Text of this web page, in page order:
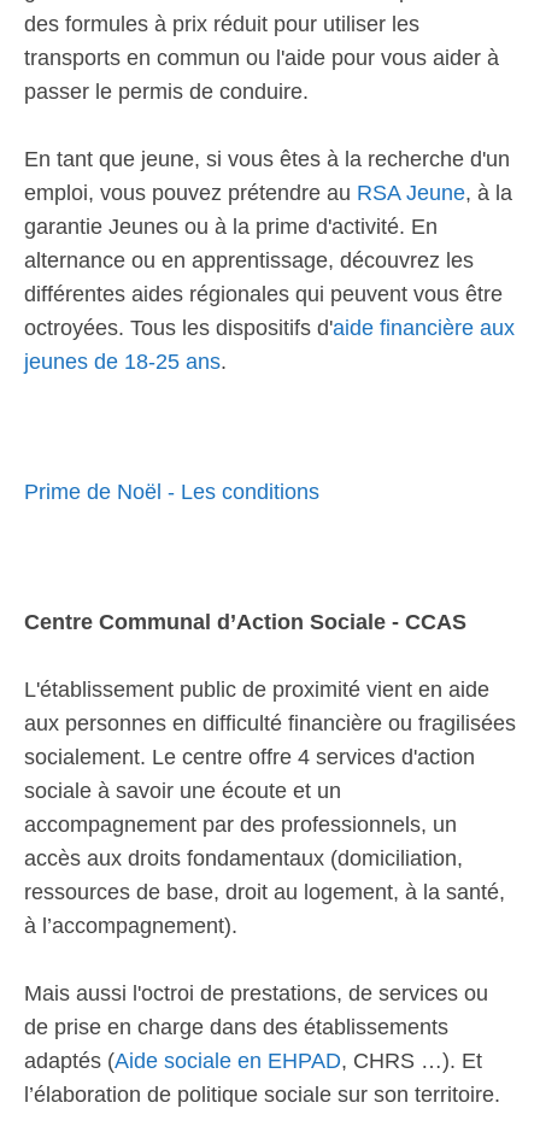
des formules à prix réduit pour utiliser les
transports en commun ou l'aide pour vous aider à
passer le permis de conduire.
En tant que jeune, si vous êtes à la recherche d'un
emploi, vous pouvez prétendre au RSA Jeune, à la
garantie Jeunes ou à la prime d'activité. En
alternance ou en apprentissage, découvrez les
différentes aides régionales qui peuvent vous être
octroyées. Tous les dispositifs d'aide financière aux
jeunes de 18-25 ans.
Prime de Noël - Les conditions
Centre Communal d’Action Sociale - CCAS
L'établissement public de proximité vient en aide
aux personnes en difficulté financière ou fragilisées
socialement. Le centre offre 4 services d'action
sociale à savoir une écoute et un
accompagnement par des professionnels, un
accès aux droits fondamentaux (domiciliation,
ressources de base, droit au logement, à la santé,
à l’accompagnement).
Mais aussi l'octroi de prestations, de services ou
de prise en charge dans des établissements
adaptés (Aide sociale en EHPAD, CHRS …). Et
l’élaboration de politique sociale sur son territoire.